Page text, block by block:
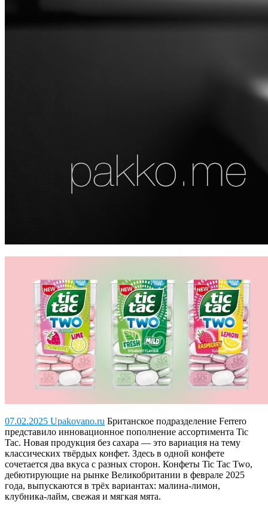
07.02.2025 Upakovano.ru Британское подразделение Ferrero
представило инновационное пополнение ассортимента Tic
Tac. Новая продукция без сахара — это вариация на тему
классических твёрдых конфет. Здесь в одной конфете
сочетается два вкуса с разных сторон. Конфеты Tic Tac Two,
дебютирующие на рынке Великобритании в феврале 2025
года, выпускаются в трёх вариантах: малина-лимон,
клубника-лайм, свежая и мягкая мята.